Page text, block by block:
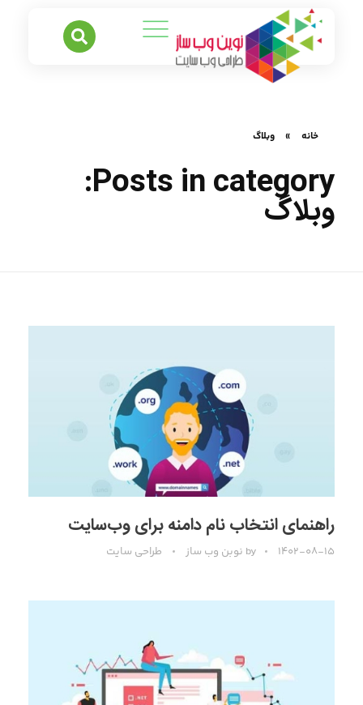
خانه » وبلاگ
Posts in category:
وبلاگ
راهنمای انتخاب نام دامنه برای وب‌سایت
۱۴۰۲-۰۸-۱۵ by نوبن وب ساز طراحی سایت